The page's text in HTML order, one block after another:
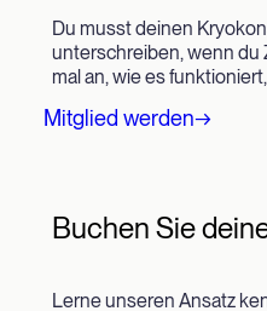
Du musst deinen
unterschreiben, wenn du
mal an, wie es
Mitglied werden→
Buchen Sie
Lerne unseren Ansatz